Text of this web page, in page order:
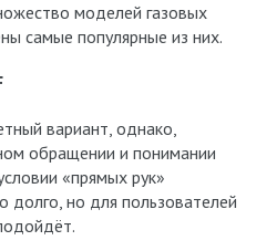
моделей газовых
самые популярные из них.
вариант, однако,
обращении и понимании
«прямых рук»
долго, но для пользователей